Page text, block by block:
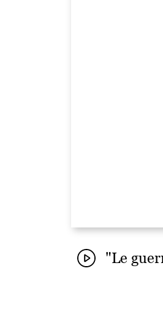
"Le